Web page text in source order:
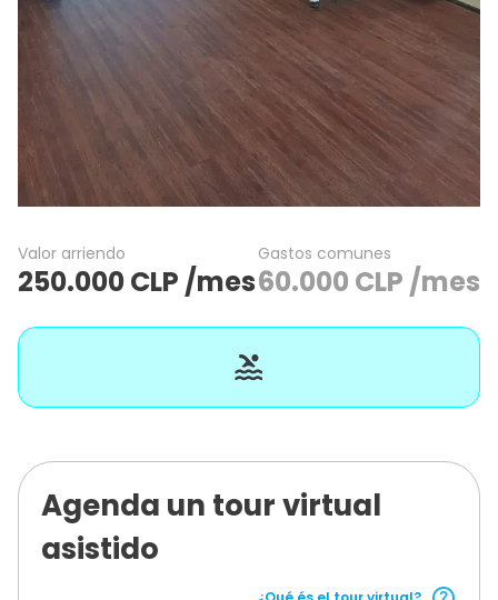
Valor arriendo
250.000CLP /mes
Gastos comunes
60.000 CLP /mes
Agenda un tour virtual
asistido